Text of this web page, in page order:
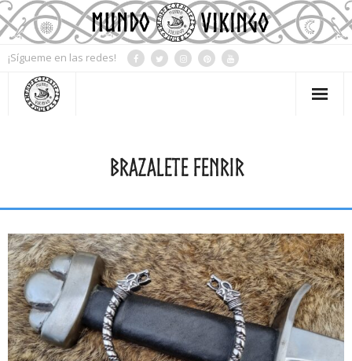
¡Sígueme en las redes!
Blog
Mitología
Simbología
Rueda del año
BRAZALETE FENRIR